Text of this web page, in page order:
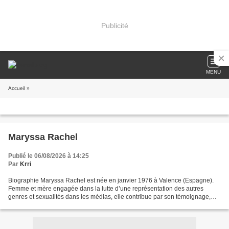
Publicité
MENU
Accueil »
Maryssa Rachel
Publié le 06/08/2026 à 14:25
Par Krri
Biographie Maryssa Rachel est née en janvier 1976 à Valence (Espagne).
Femme et mère engagée dans la lutte d’une représentation des autres
genres et sexualités dans les médias, elle contribue par son témoignage,